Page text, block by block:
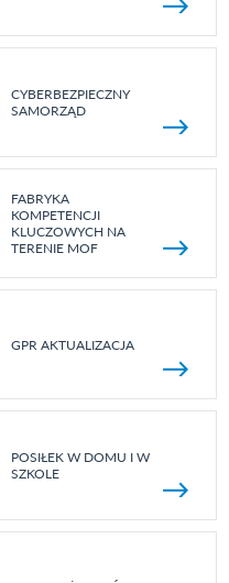
CYBERBEZPIECZNY
SAMORZĄD
FABRYKA
KOMPETENCJI
KLUCZOWYCH NA
TERENIE MOF
GPR AKTUALIZACJA
POSIŁEK W DOMU I W
SZKOLE